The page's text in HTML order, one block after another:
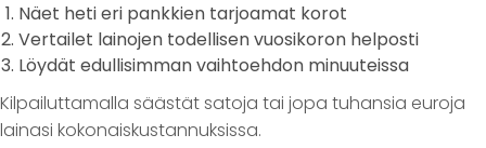
Näet heti eri pankkien tarjoamat korot
Vertailet lainojen todellisen vuosikoron helposti
Löydät edullisimman vaihtoehdon minuuteissa
Kilpailuttamalla säästät satoja tai jopa tuhansia euroja
lainasi kokonaiskustannuksissa.